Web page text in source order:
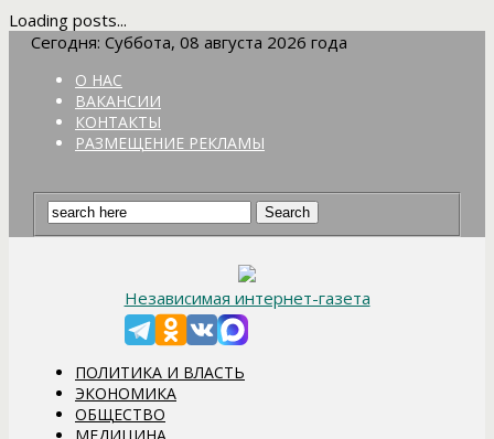
Loading posts...
Сегодня: Суббота, 08 августа 2026 года
О НАС
ВАКАНСИИ
КОНТАКТЫ
РАЗМЕЩЕНИЕ РЕКЛАМЫ
Независимая интернет-газета
ПОЛИТИКА И ВЛАСТЬ
ЭКОНОМИКА
ОБЩЕСТВО
МЕДИЦИНА